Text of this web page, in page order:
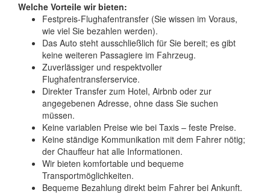
Welche Vorteile wir bieten:
Festpreis-Flughafentransfer (Sie wissen im Voraus,
wie viel Sie bezahlen werden).
Das Auto steht ausschließlich für Sie bereit; es gibt
keine weiteren Passagiere im Fahrzeug.
Zuverlässiger und respektvoller
Flughafentransferservice.
Direkter Transfer zum Hotel, Airbnb oder zur
angegebenen Adresse, ohne dass Sie suchen
müssen.
Keine variablen Preise wie bei Taxis – feste Preise.
Keine ständige Kommunikation mit dem Fahrer nötig;
der Chauffeur hat alle Informationen.
Wir bieten komfortable und bequeme
Transportmöglichkeiten.
Bequeme Bezahlung direkt beim Fahrer bei Ankunft.